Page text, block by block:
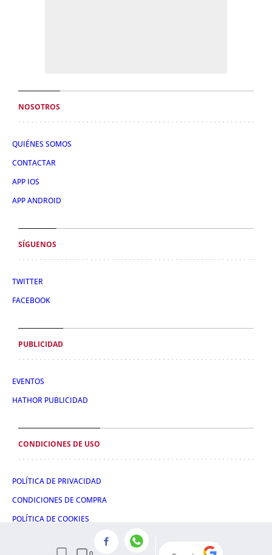
NOSOTROS
QUIÉNES SOMOS
CONTACTAR
APP IOS
APP ANDROID
SÍGUENOS
TWITTER
FACEBOOK
PUBLICIDAD
EVENTOS
HATHOR PUBLICIDAD
CONDICIONES DE USO
POLÍTICA DE PRIVACIDAD
CONDICIONES DE COMPRA
POLÍTICA DE COOKIES